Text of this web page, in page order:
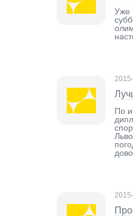
Уже
По